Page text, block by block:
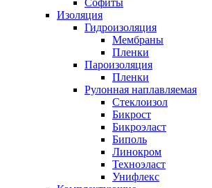
Софиты
Изоляция
Гидроизоляция
Мембраны
Пленки
Пароизоляция
Пленки
Рулонная наплавляемая
Cтеклоизол
Бикрост
Бикроэласт
Биполь
Линокром
Техноэласт
Унифлекс